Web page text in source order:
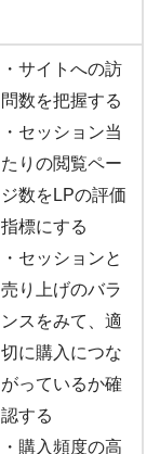
・サイトへの訪
問数を把握する
・セッション当
たりの閲覧ペー
ジ数をLPの評価
指標にする
・セッションと
売り上げのバラ
ンスをみて、適
切に購入につな
がっているか確
認する
・購入頻度の高